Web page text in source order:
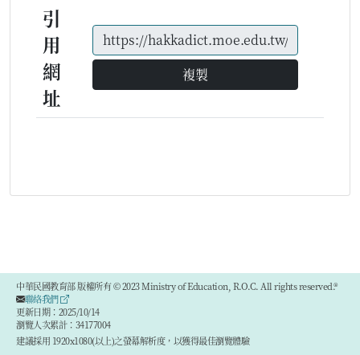
引
用
網
址
複製
中華民國教育部 版權所有 © 2023 Ministry of Education, R.O.C. All rights reserved.®
聯絡我們
更新日期：2025/10/14
瀏覽人次累計：34177004
建議採用 1920x1080(以上)之螢幕解析度，以獲得最佳瀏覽體驗